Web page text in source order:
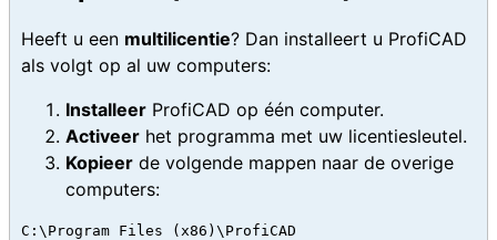
Heeft u een multilicentie? Dan installeert u ProfiCAD
als volgt op al uw computers:
Installeer ProfiCAD op één computer.
Activeer het programma met uw licentiesleutel.
Kopieer de volgende mappen naar de overige
computers:
C:\Program Files (x86)\ProfiCAD